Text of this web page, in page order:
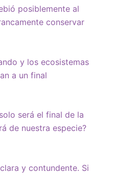
posiblemente al
conservar
y los ecosistemas
a un final
será el final de la
de nuestra especie?
y contundente. Si